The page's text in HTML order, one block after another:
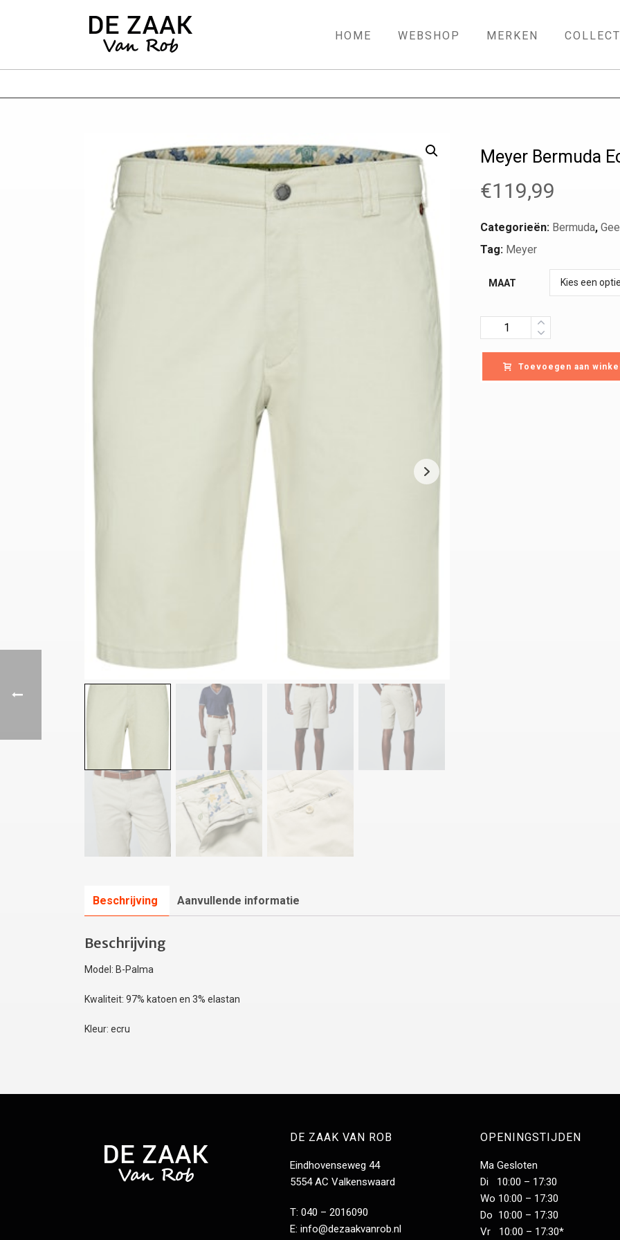
HOME WEBSHOP MERKEN
Meyer Bermuda
€119,99
Categorieën: Bermuda,
Tag: Meyer
MAAT
Quantity
Toevoegen aan
Beschrijving Aanvullende informatie
Beschrijving
Model: B-Palma
Kwaliteit: 97% katoen en 3% elastan
Kleur: ecru
DE ZAAK VAN ROB
Eindhovenseweg 44
5554 AC Valkenswaard
T: 040 – 2016090
E: info@dezaakvanrob.nl
OPENINGSTIJDEN
Ma Gesloten
Di 10:00 – 17:30
Wo 10:00 – 17:30
Do 10:00 – 17:30
Vr 10:00 – 17:30*